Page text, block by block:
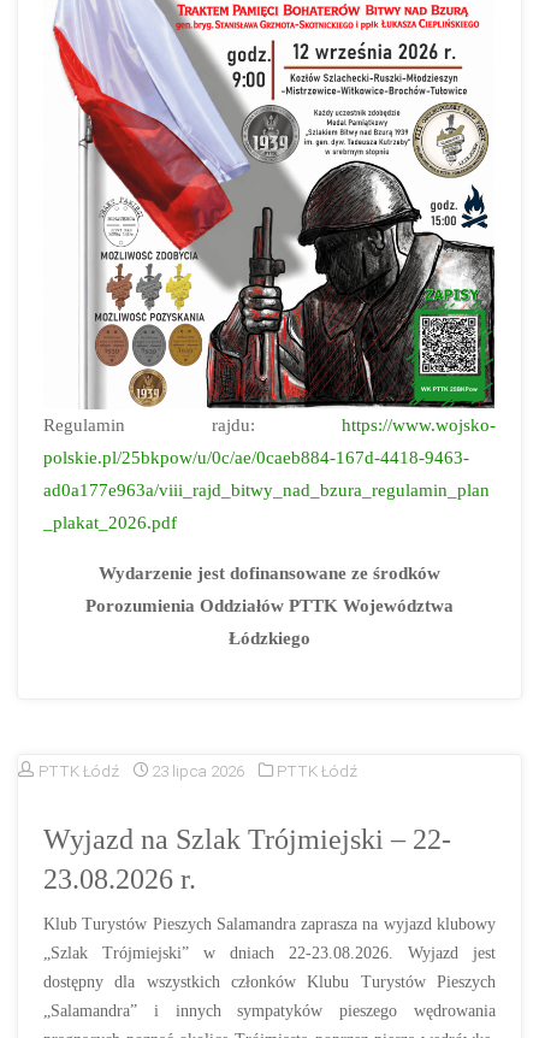
Regulamin rajdu: https://www.wojsko-
polskie.pl/25bkpow/u/0c/ae/0caeb884-167d-4418-9463-
ad0a177e963a/viii_rajd_bitwy_nad_bzura_regulamin_plan
_plakat_2026.pdf
Wydarzenie jest dofinansowane ze środków
Porozumienia Oddziałów PTTK Województwa
Łódzkiego
PTTK Łódź 23 lipca 2026 PTTK Łódź
Wyjazd na Szlak Trójmiejski – 22-
23.08.2026 r.
Klub Turystów Pieszych Salamandra zaprasza na wyjazd klubowy
„Szlak Trójmiejski” w dniach 22-23.08.2026. Wyjazd jest
dostępny dla wszystkich członków Klubu Turystów Pieszych
„Salamandra” i innych sympatyków pieszego wędrowania